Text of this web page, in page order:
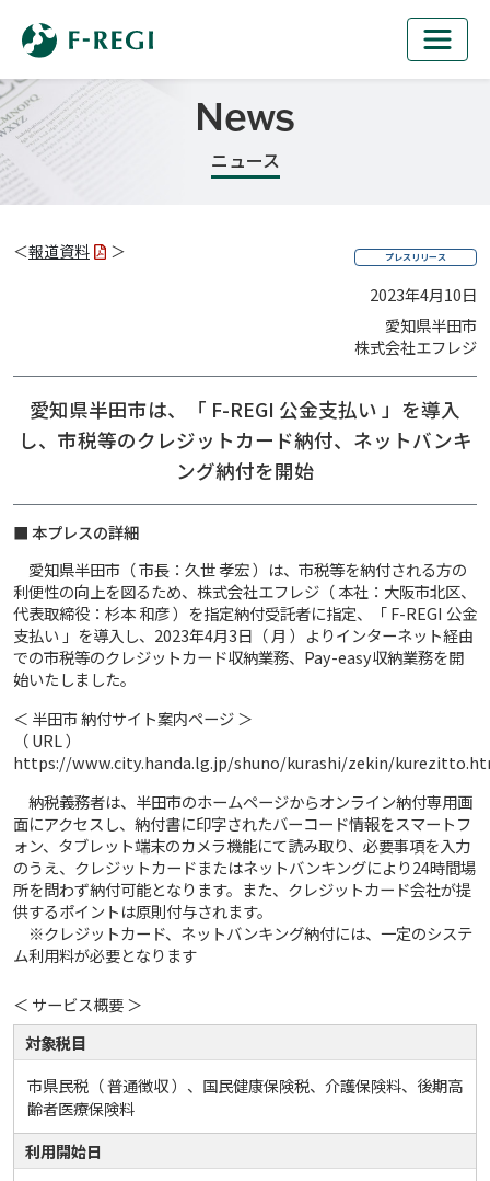
News
ニュース
＜報道資料 ＞ プレスリリース
2023年4月10日
愛知県半田市
株式会社エフレジ
愛知県半田市は、「 F-REGI 公金支払い 」を導入
し、 市税等のクレジットカード納付、ネットバンキ
ング納付を開始
■ 本プレスの詳細
愛知県半田市（ 市長：久世 孝宏 ）は、市税等を納付される方の
利便性の向上を図るため、株式会社エフレジ（ 本社：大阪市北区、
代表取締役：杉本 和彦 ）を指定納付受託者に指定、「 F-REGI 公金
支払い 」を導入し、2023年4月3日（ 月 ）よりインターネット経由
での市税等のクレジットカード収納業務、Pay-easy収納業務を開
始いたしました。
＜ 半田市 納付サイト案内ページ ＞
（ URL ）
https://www.city.handa.lg.jp/shuno/kurashi/zekin/
納税義務者は、半田市のホームページからオンライン納付専用画
面にアクセスし、納付書に印字されたバーコード情報をスマートフ
ォン、タブレット端末のカメラ機能にて読み取り、必要事項を入力
のうえ、クレジットカードまたはネットバンキングにより24時間場
所を問わず納付可能となります。また、クレジットカード会社が提
供するポイントは原則付与されます。
※クレジットカード、ネットバンキング納付には、一定のシステ
ム利用料が必要となります
＜ サービス概要 ＞
対象税目
市県民税（ 普通徴収 ）、国民健康保険税、介護保険料、後期高
齢者医療保険料
利用開始日